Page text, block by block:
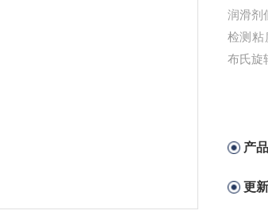
润滑剂
检测粘
布氏旋
产
更